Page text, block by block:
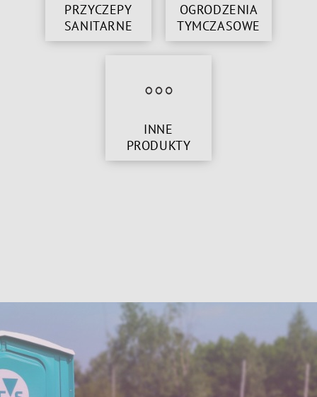
PRZYCZEPY
SANITARNE
OGRODZENIA
TYMCZASOWE
INNE
PRODUKTY